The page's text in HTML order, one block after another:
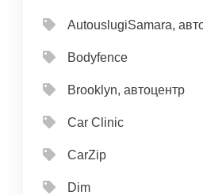
AutouslugiSamara,
Bodyfence
Brooklyn, автоцентр
Car Clinic
CarZip
Dim